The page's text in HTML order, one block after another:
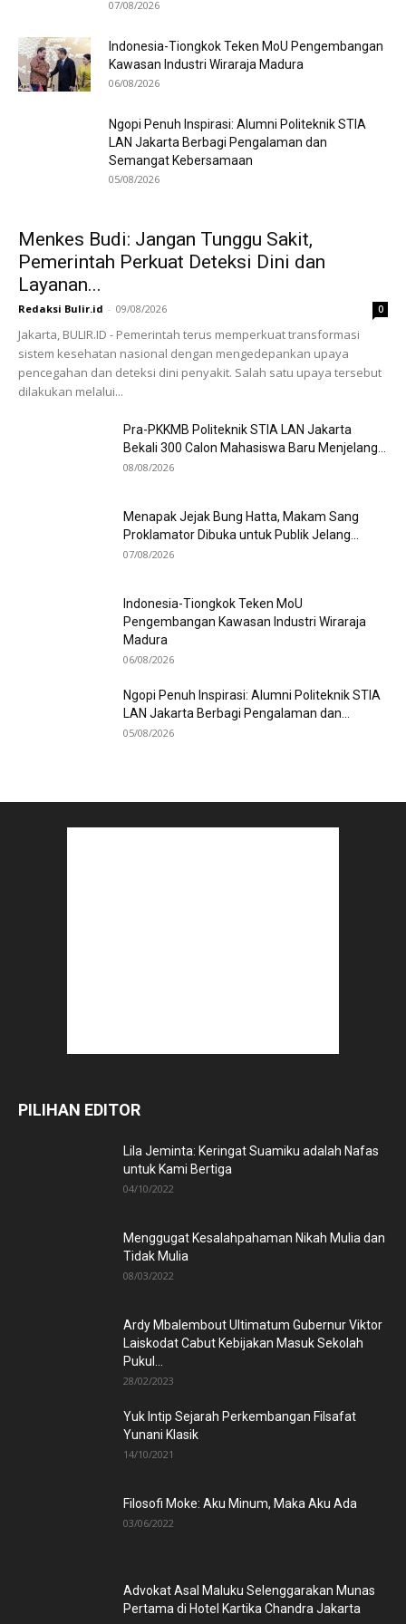
07/08/2026
Indonesia-Tiongkok Teken MoU Pengembangan
Kawasan Industri Wiraraja Madura
06/08/2026
Ngopi Penuh Inspirasi: Alumni Politeknik STIA
LAN Jakarta Berbagi Pengalaman dan
Semangat Kebersamaan
05/08/2026
Menkes Budi: Jangan Tunggu Sakit,
Pemerintah Perkuat Deteksi Dini dan
Layanan...
Redaksi Bulir.id - 09/08/2026 0
Jakarta, BULIR.ID - Pemerintah terus memperkuat transformasi
sistem kesehatan nasional dengan mengedepankan upaya
pencegahan dan deteksi dini penyakit. Salah satu upaya tersebut
dilakukan melalui...
Pra-PKKMB Politeknik STIA LAN Jakarta
Bekali 300 Calon Mahasiswa Baru Menjelang...
08/08/2026
Menapak Jejak Bung Hatta, Makam Sang
Proklamator Dibuka untuk Publik Jelang...
07/08/2026
Indonesia-Tiongkok Teken MoU
Pengembangan Kawasan Industri Wiraraja
Madura
06/08/2026
Ngopi Penuh Inspirasi: Alumni Politeknik STIA
LAN Jakarta Berbagi Pengalaman dan...
05/08/2026
PILIHAN EDITOR
Lila Jeminta: Keringat Suamiku adalah Nafas
untuk Kami Bertiga
04/10/2022
Menggugat Kesalahpahaman Nikah Mulia dan
Tidak Mulia
08/03/2022
Ardy Mbalembout Ultimatum Gubernur Viktor
Laiskodat Cabut Kebijakan Masuk Sekolah
Pukul...
28/02/2023
Yuk Intip Sejarah Perkembangan Filsafat
Yunani Klasik
14/10/2021
Filosofi Moke: Aku Minum, Maka Aku Ada
03/06/2022
Advokat Asal Maluku Selenggarakan Munas
Pertama di Hotel Kartika Chandra Jakarta